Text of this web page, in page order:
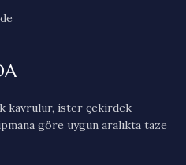
kavrulur, ister çekirdek
göre uygun aralıkta taze